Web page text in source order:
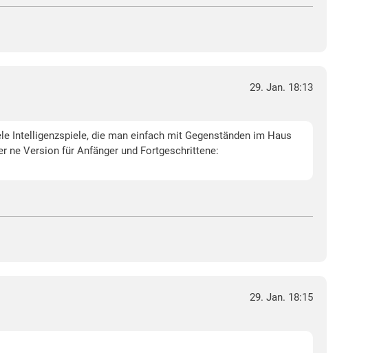
29. Jan. 18:13
Intelligenzspiele, die man einfach mit Gegenständen im Haus
ne Version für Anfänger und Fortgeschrittene:
29. Jan. 18:15